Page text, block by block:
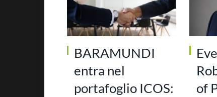
BARAMUNDI
entra nel
portafoglio ICOS:
of